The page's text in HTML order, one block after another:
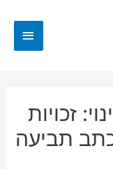
זכויות
תביעה